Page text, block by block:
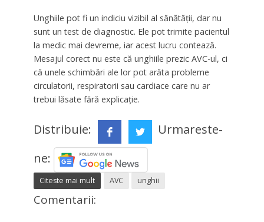
Unghiile pot fi un indiciu vizibil al sănătății, dar nu
sunt un test de diagnostic. Ele pot trimite pacientul
la medic mai devreme, iar acest lucru contează.
Mesajul corect nu este că unghiile prezic AVC-ul, ci
că unele schimbări ale lor pot arăta probleme
circulatorii, respiratorii sau cardiace care nu ar
trebui lăsate fără explicație.
Distribuie:
Urmareste-
ne:
Citeste mai mult AVC unghii
Comentarii: